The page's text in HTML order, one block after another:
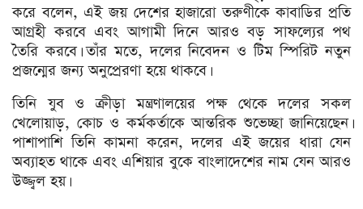
করে বলেন, এই জয় দেশের হাজারো তরুণীকে কাবাডির প্রতি
আগ্রহী করবে এবং আগামী দিনে আরও বড় সাফল্যের পথ
তৈরি করবে। তাঁর মতে, দলের নিবেদন ও টিম স্পিরিট নতুন
প্রজন্মের জন্য অনুপ্রেরণা হয়ে থাকবে।
তিনি যুব ও ক্রীড়া মন্ত্রণালয়ের পক্ষ থেকে দলের সকল
খেলোয়াড়, কোচ ও কর্মকর্তাকে আন্তরিক শুভেচ্ছা জানিয়েছেন।
পাশাপাশি তিনি কামনা করেন, দলের এই জয়ের ধারা যেন
অব্যাহত থাকে এবং এশিয়ার বুকে বাংলাদেশের নাম যেন আরও
উজ্জ্বল হয়।